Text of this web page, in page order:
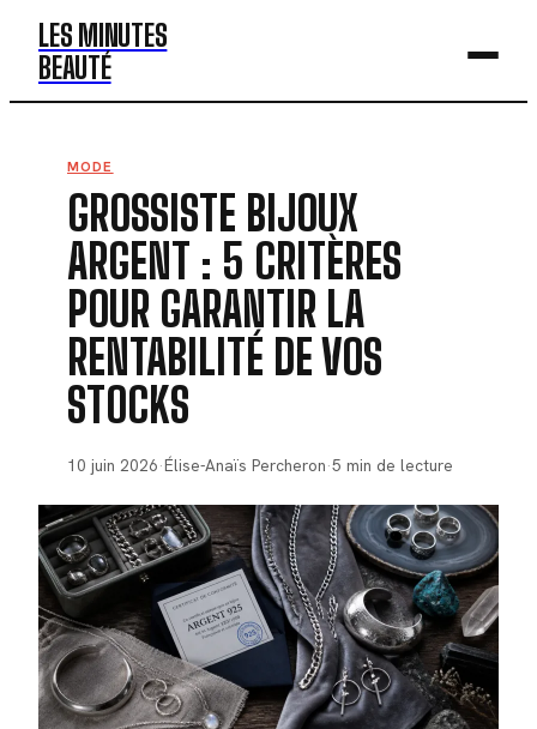
LES MINUTES
BEAUTÉ
MODE
SANTÉ
BIEN-ÊTRE
DÉV. PERSO
MODE
GROSSISTE BIJOUX
ARGENT : 5 CRITÈRES
POUR GARANTIR LA
RENTABILITÉ DE VOS
STOCKS
10 juin 2026·Élise-Anaïs Percheron·5 min de lecture